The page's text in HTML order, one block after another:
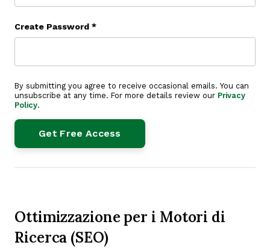
Create Password *
By submitting you agree to receive occasional emails. You can
unsubscribe at any time. For more details review our Privacy
Policy.
Ottimizzazione per i Motori di
Ricerca (SEO)